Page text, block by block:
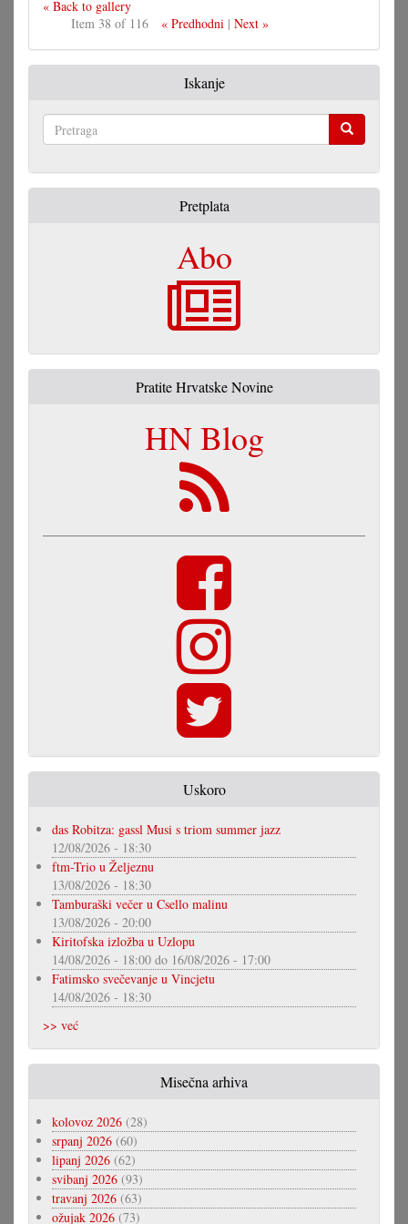
« Back to gallery
Item 38 of 116
« Predhodni| Next »
Iskanje
Pretplata
Abo
Pratite Hrvatske Novine
HN Blog
Uskoro
das Robitza: gassl Musi s triom summer jazz
12/08/2026 - 18:30
ftm-Trio u Željeznu
13/08/2026 - 18:30
Tamburaški večer u Csello malinu
13/08/2026 - 20:00
Kiritofska izložba u Uzlopu
14/08/2026 - 18:00 do 16/08/2026 - 17:00
Fatimsko svečevanje u Vincjetu
14/08/2026 - 18:30
>> već
Misečna arhiva
kolovoz 2026 (28)
srpanj 2026 (60)
lipanj 2026 (62)
svibanj 2026 (93)
travanj 2026 (63)
ožujak 2026 (73)